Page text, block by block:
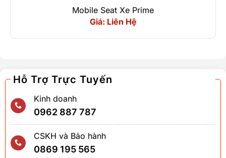
Hỗ Trợ Trực Tuyến
Kinh doanh
0962 887 787
CSKH và Bảo hành
0869 195 565
Mobile Seat Xe Prime
Giá: Liên Hệ